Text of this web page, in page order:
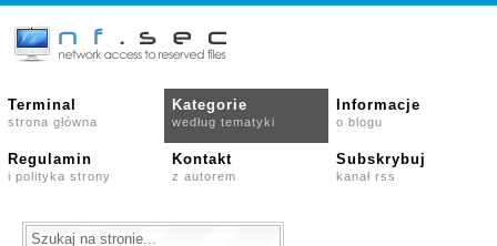
Terminal
strona główna
Kategorie
według tematyki
Informacje
o blogu
Regulamin
i polityka strony
Kontakt
z autorem
Subskrybuj
kanał rss